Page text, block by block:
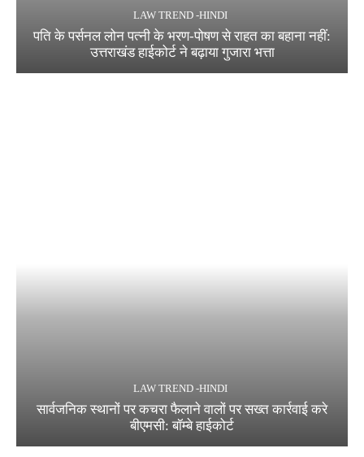
LAW TREND -HINDI
पति के पर्सनल लोन पत्नी के भरण-पोषण से राहत का बहाना नहीं:
उत्तराखंड हाईकोर्ट ने बढ़ाया गुजारा भत्ता
LAW TREND -HINDI
सार्वजनिक स्थानों पर कचरा फैलाने वालों पर सख्त कार्रवाई करे
बीएमसी: बॉम्बे हाईकोर्ट